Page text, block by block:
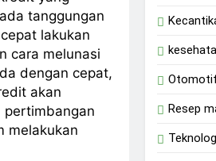
tanggungan
lakukan
cara melunasi
dengan cepat,
akan
pertimbangan
melakukan
Resep